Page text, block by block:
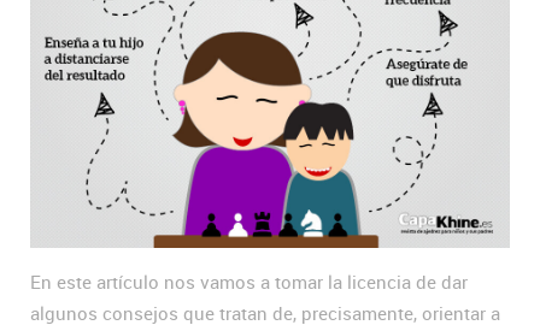
En este artículo nos vamos a tomar la licencia de dar
algunos consejos que tratan de, precisamente, orientar a